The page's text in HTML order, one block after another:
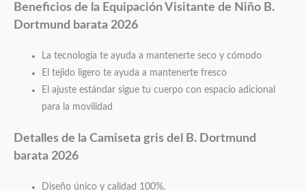
Beneficios de la Equipación Visitante de Niño B.
Dortmund barata 2026
La tecnología te ayuda a mantenerte seco y cómodo
El tejido ligero te ayuda a mantenerte fresco
El ajuste estándar sigue tu cuerpo con espacio adicional
para la movilidad
Detalles de la Camiseta gris del B. Dortmund
barata 2026
Diseño único y calidad 100%.